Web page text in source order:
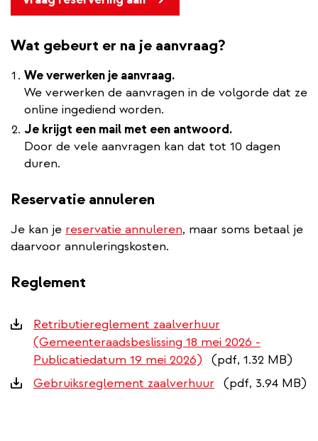
Wat gebeurt er na je aanvraag?
We verwerken je aanvraag.
We verwerken de aanvragen in de volgorde dat ze
online ingediend worden.
Je krijgt een mail met een antwoord.
Door de vele aanvragen kan dat tot 10 dagen
duren.
Reservatie annuleren
Je kan je reservatie annuleren, maar soms betaal je
daarvoor annuleringskosten.
Reglement
Downloads
Retributiereglement zaalverhuur
(Gemeenteraadsbeslissing 18 mei 2026 -
Publicatiedatum 19 mei 2026)
(pdf, 1.32 MB)
Gebruiksreglement zaalverhuur
(pdf, 3.94 MB)